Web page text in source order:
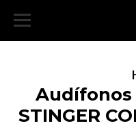
Audífonos
STINGER